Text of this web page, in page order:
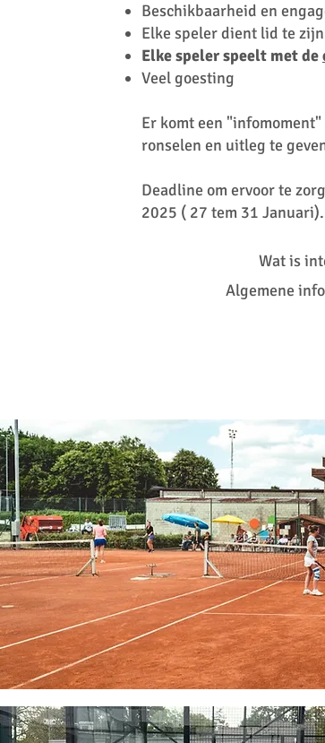
Beschikbaarheid en
Elke speler dient lid te zijn
Elke speler speelt met de
Veel goesting
Er komt een
ronselen en uitleg te
Deadline om ervoor te
2025 ( 27 tem 31 Januari).
Wat is
Algemene